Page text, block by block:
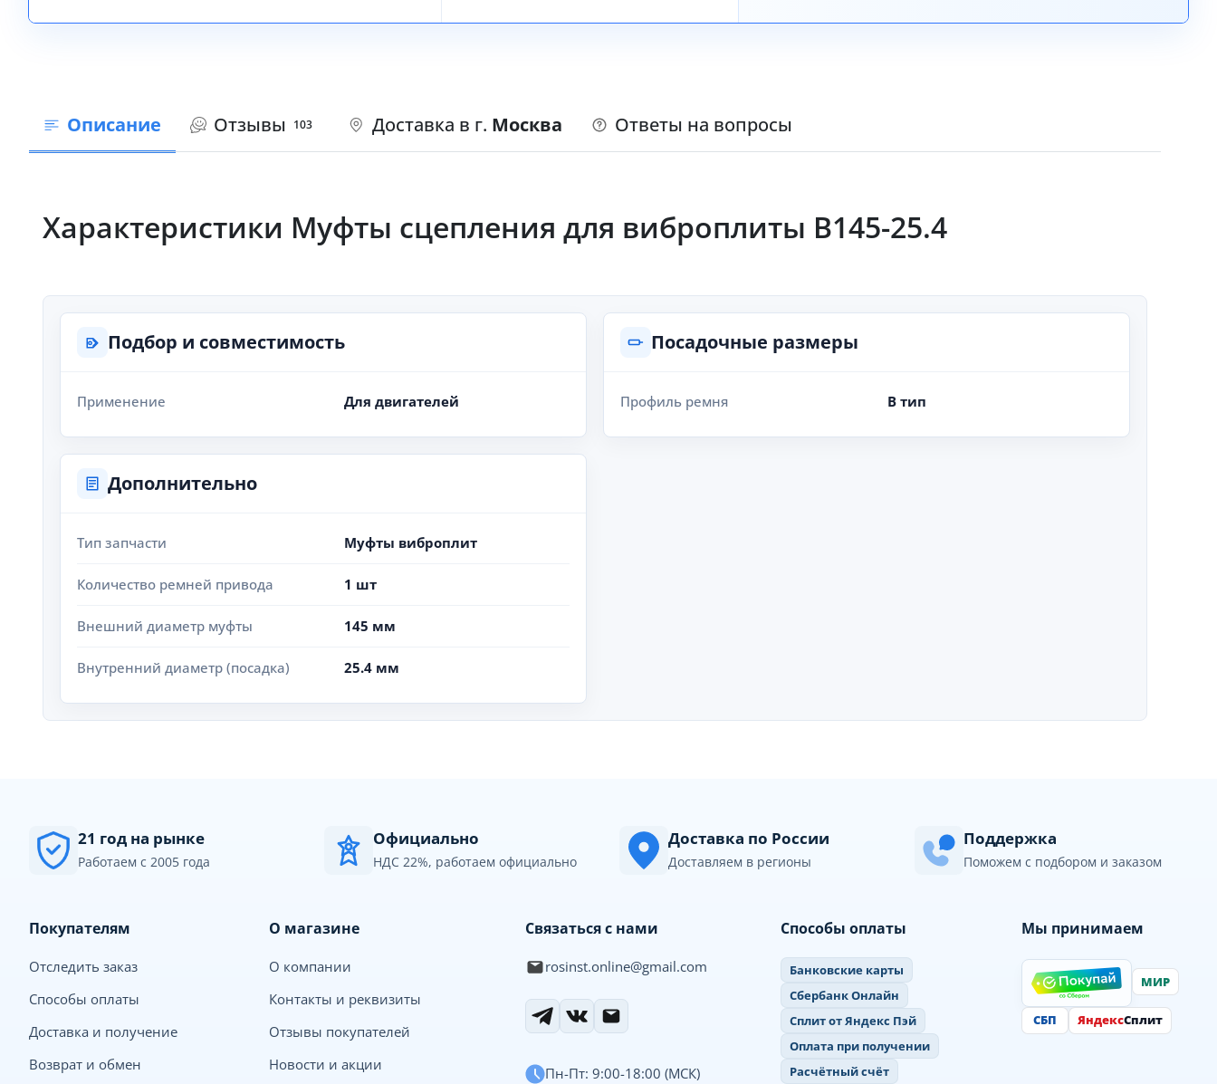
Описание Отзывы 103 Доставка в г. Москва Ответы на вопросы
Характеристики Муфты сцепления для виброплиты В145-25.4
Подбор и совместимость
Применение Для двигателей
Посадочные размеры
Профиль ремня B тип
Дополнительно
Тип запчасти Муфты виброплит
Количество ремней привода 1 шт
Внешний диаметр муфты 145 мм
Внутренний диаметр (посадка) 25.4 мм
21 год на рынке
Работаем с 2005 года
Официально
НДС 22%, работаем официально
Доставка по России
Доставляем в регионы
Поддержка
Поможем с подбором и заказом
Покупателям
Отследить заказ
Способы оплаты
Доставка и получение
Возврат и обмен
О магазине
О компании
Контакты и реквизиты
Отзывы покупателей
Новости и акции
Связаться с нами
rosinst.online@gmail.com
Пн-Пт: 9:00-18:00 (МСК)
Способы оплаты
Банковские карты
Сбербанк Онлайн
Сплит от Яндекс Пэй
Оплата при получении
Расчётный счёт
Мы принимаем
МИР
СБП ЯндексСплит